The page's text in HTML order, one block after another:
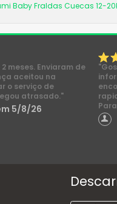
Baby Fraldas Cuecas 12-
meses. Enviaram de
aceitou na
o serviço de
atrasado."
5/8/26